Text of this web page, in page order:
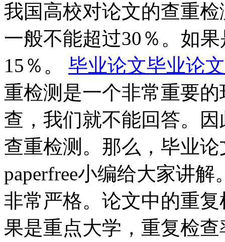
我国高校对论文的查重
一般不能超过30％。如
15％。 毕业论文毕业论文
重检测是一个非常重要
查，我们就不能回答。
查重检测。那么，毕业
paperfree小编给大家讲
非常严格。论文中的重
果是重点大学，重复检